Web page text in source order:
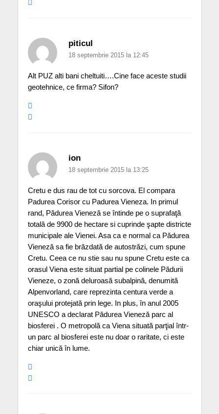
piticul
18 septembrie 2015 la 12:45
Alt PUZ alti bani cheltuiti….Cine face aceste studii
geotehnice, ce firma? Sifon?
ion
18 septembrie 2015 la 13:25
Cretu e dus rau de tot cu sorcova. El compara
Padurea Corisor cu Padurea Vieneza. In primul
rand, Pădurea Vieneză se întinde pe o suprafaţă
totală de 9900 de hectare si cuprinde şapte districte
municipale ale Vienei. Asa ca e normal ca Pădurea
Vieneză sa fie brăzdată de autostrăzi, cum spune
Cretu. Ceea ce nu stie sau nu spune Cretu este ca
orasul Viena este situat partial pe colinele Pădurii
Vieneze, o zonă deluroasă subalpină, denumită
Alpenvorland, care reprezinta centura verde a
oraşului protejată prin lege. In plus, în anul 2005
UNESCO a declarat Pădurea Vieneză parc al
biosferei . O metropolă ca Viena situată parţial într-
un parc al biosferei este nu doar o raritate, ci este
chiar unică în lume.